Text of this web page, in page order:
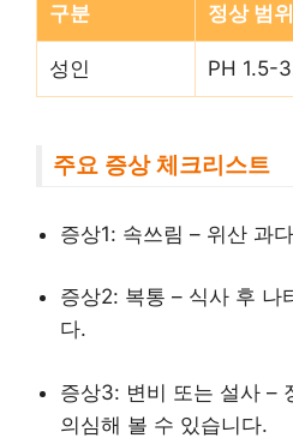
구분 정상 범위
성인 PH 1.5-
주요 증상 체크리스트
증상1: 속쓰림 – 위산 과
증상2: 복통 – 식사 후 나
다.
증상3: 변비 또는 설사 –
의심해 볼 수 있습니다.